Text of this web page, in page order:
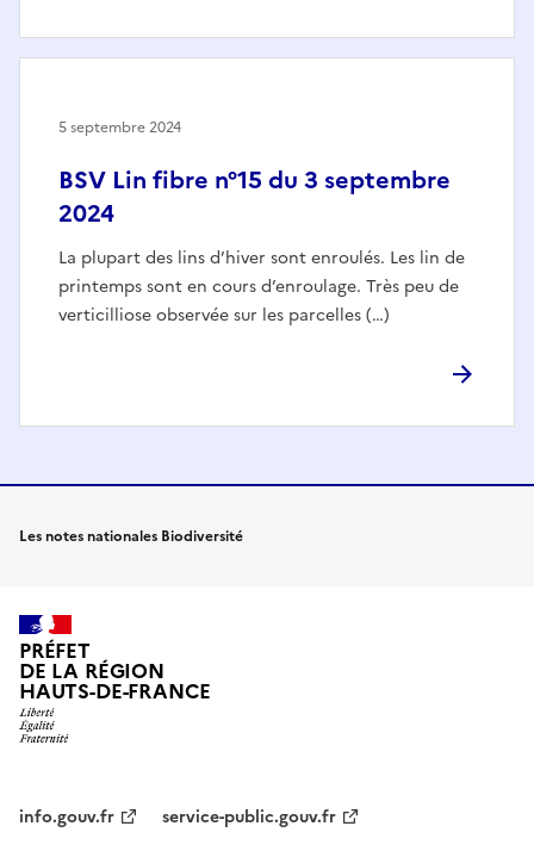
BSV Lin fibre n°15 du 3 septembre
2024
La plupart des lins d’hiver sont enroulés. Les lin de
printemps sont en cours d’enroulage. Très peu de
verticilliose observée sur les parcelles (…)
5 septembre 2024
Les notes nationales Biodiversité
PRÉFET
DE LA RÉGION
HAUTS-DE-FRANCE
info.gouv.fr service-public.gouv.fr